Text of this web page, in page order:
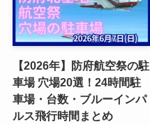
【2026年】防府航空祭の駐
車場 穴場20選！24時間駐
車場・台数・ブルーインパ
ルス飛行時間まとめ